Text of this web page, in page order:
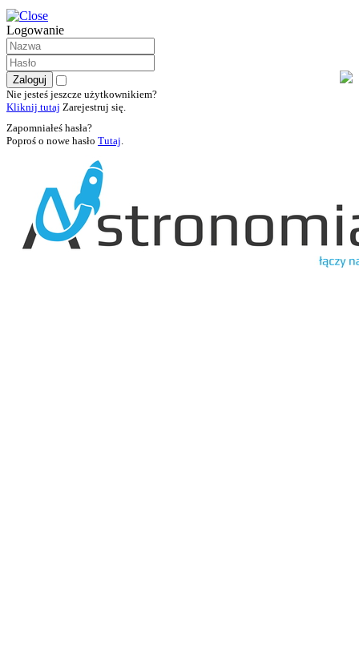
Logowanie
Nie jesteś jeszcze użytkownikiem?
Kliknij tutaj Zarejestruj się.
Zapomniałeś hasła?
Poproś o nowe hasło Tutaj.